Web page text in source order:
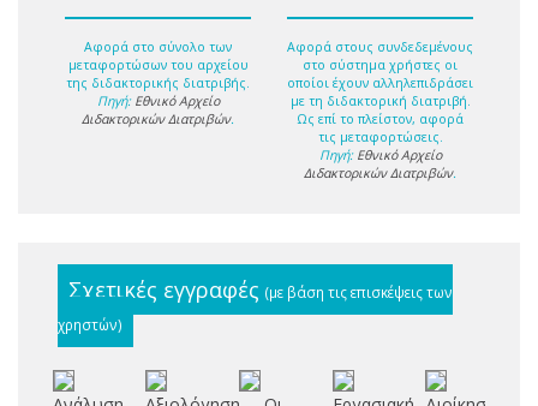
Αφορά στο σύνολο των
μεταφορτώσων του αρχείου
της διδακτορικής διατριβής.
Πηγή: Εθνικό Αρχείο
Διδακτορικών Διατριβών.
Αφορά στους συνδεδεμένους
στο σύστημα χρήστες οι
οποίοι έχουν αλληλεπιδράσει
με τη διδακτορική διατριβή.
Ως επί το πλείστον, αφορά
τις μεταφορτώσεις.
Πηγή: Εθνικό Αρχείο
Διδακτορικών Διατριβών.
Σχετικές εγγραφές (με βάση τις επισκέψεις των
χρηστών)